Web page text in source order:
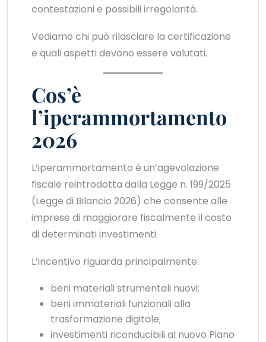
contestazioni e possibili irregolarità.
Vediamo chi può rilasciare la certificazione
e quali aspetti devono essere valutati.
Cos’è
l’iperammortamento
2026
L’iperammortamento è un’agevolazione
fiscale reintrodotta dalla Legge n. 199/2025
(Legge di Bilancio 2026) che consente alle
imprese di maggiorare fiscalmente il costo
di determinati investimenti.
L’incentivo riguarda principalmente:
beni materiali strumentali nuovi;
beni immateriali funzionali alla
trasformazione digitale;
investimenti riconducibili al nuovo Piano